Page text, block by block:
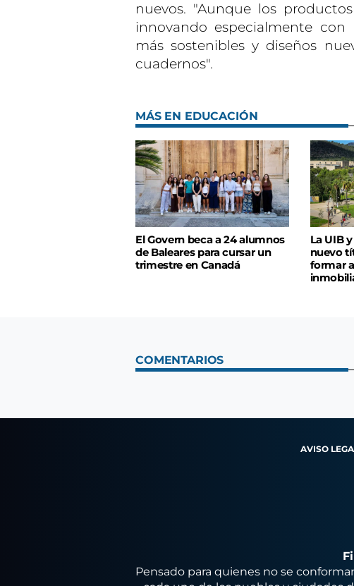
nuevos. "Aunque los
innovando especialmente con
más sostenibles y diseños
cuadernos".
MÁS EN EDUCACIÓN
El Govern beca a 24 alumnos
de Baleares para cursar un
trimestre en Canadá
La UIB
nuevo
formar
COMENTARIOS
AVISO
Pensado para quienes no se